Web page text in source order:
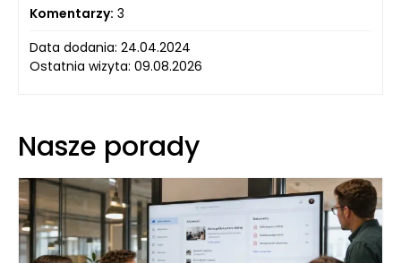
Komentarzy: 3
Data dodania: 24.04.2024
Ostatnia wizyta: 09.08.2026
Nasze porady